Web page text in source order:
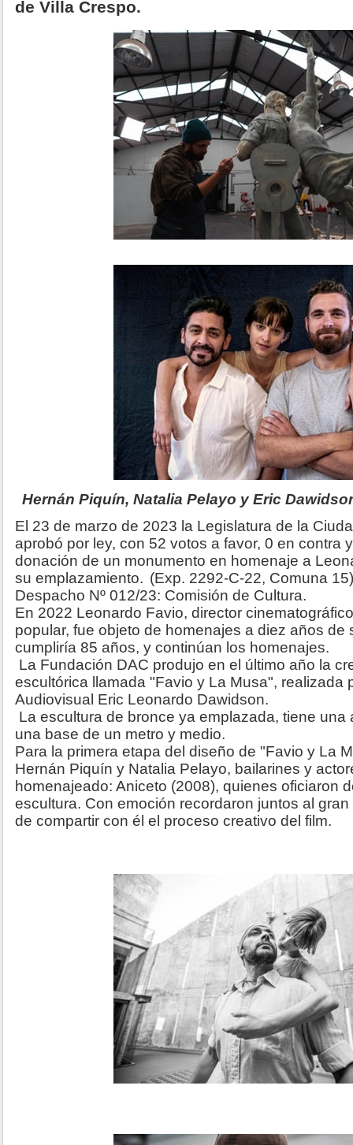
de Villa Crespo.
Hernán Piquín, Natalia Pelayo y Eric
El 23 de marzo de 2023 la Legislatura de la
aprobó por ley, con 52 votos a favor, 0 en contra
donación de un monumento en homenaje a
su emplazamiento. (Exp. 2292-C-22, Comuna
Despacho Nº 012/23: Comisión de Cultura.
En 2022 Leonardo Favio, director
popular, fue objeto de homenajes a diez años de
cumpliría 85 años, y continúan los homenajes.
La Fundación DAC produjo en el último año la
escultórica llamada "Favio y La Musa", realizada
Audiovisual Eric Leonardo Dawidson.
La escultura de bronce ya emplazada, tiene una
una base de un metro y medio.
Para la primera etapa del diseño de "Favio y La
Hernán Piquín y Natalia Pelayo, bailarines y
homenajeado: Aniceto (2008), quienes oficiaron
escultura. Con emoción recordaron juntos al
de compartir con él el proceso creativo del film.